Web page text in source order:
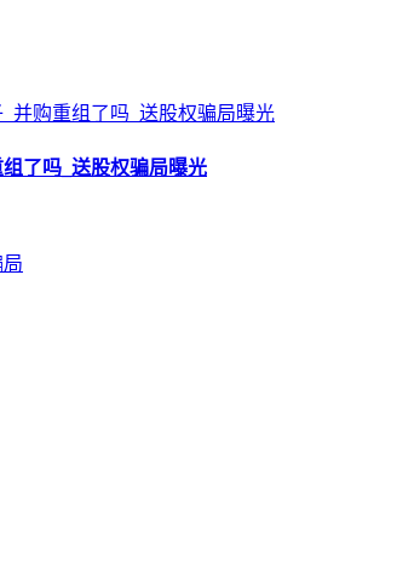
了吗_送股权骗局曝光